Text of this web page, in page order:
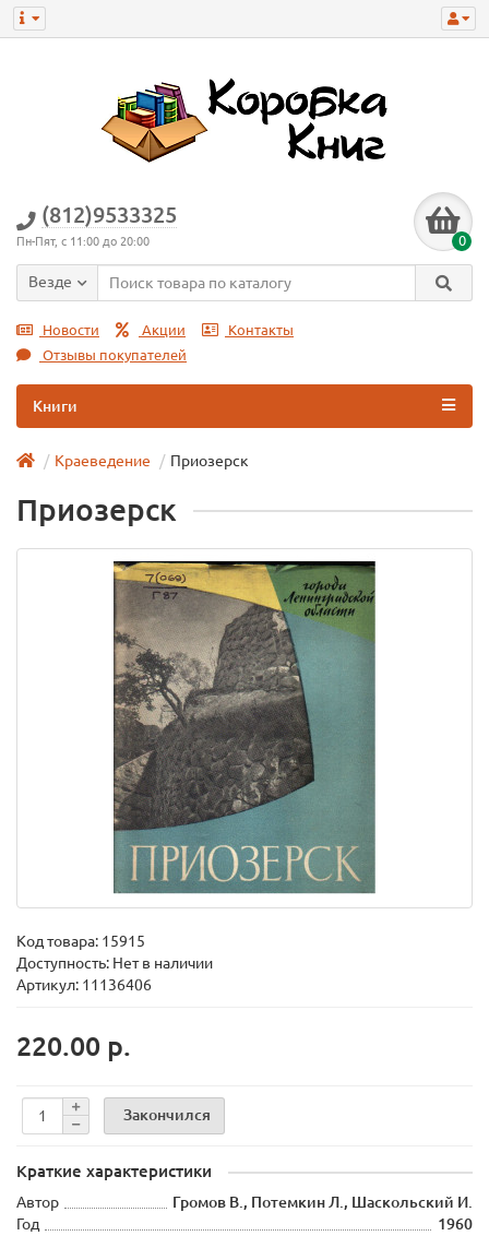
(812)9533325
Пн-Пят, с 11:00 до 20:00 0
Везде
Новости Акции
Контакты
Отзывы покупателей
Книги
Краеведение Приозерск
Приозерск
Код товара: 15915
Доступность: Нет в наличии
Артикул: 11136406
220.00 р.
Закончился
Краткие характеристики
Автор
Громов В., Потемкин Л., Шаскольский И.
Год
1960